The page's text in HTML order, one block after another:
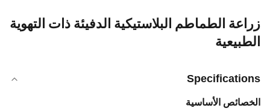
زراعة الطماطم البلاستيكية الدفيئة ذات التهوية
الطبيعية
Specifications
الخصائص الأساسية